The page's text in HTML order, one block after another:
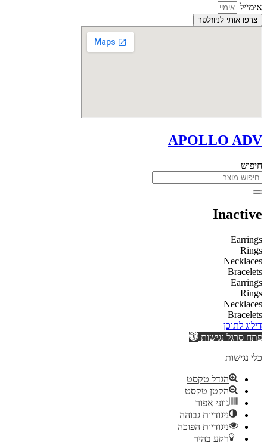
אימייל
צרפו אותי לניוזלטר
APOLLO ADV
חיפוש
Inactive
Earrings
Rings
Necklaces
Bracelets
Earrings
Rings
Necklaces
Bracelets
דילוג לתוכן
פתח סרגל נגישות
כלי נגישות
הגדל טקסט
הקטן טקסט
גווני אפור
ניגודיות גבוהה
ניגודיות הפוכה
רקע בהיר